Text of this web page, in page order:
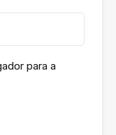
para a